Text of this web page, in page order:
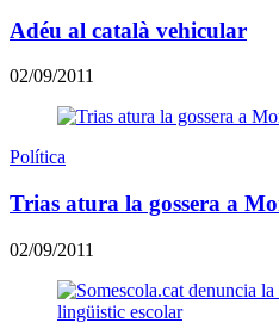
Adéu al català vehicular
02/09/2011
Política
Trias atura la gossera a
02/09/2011